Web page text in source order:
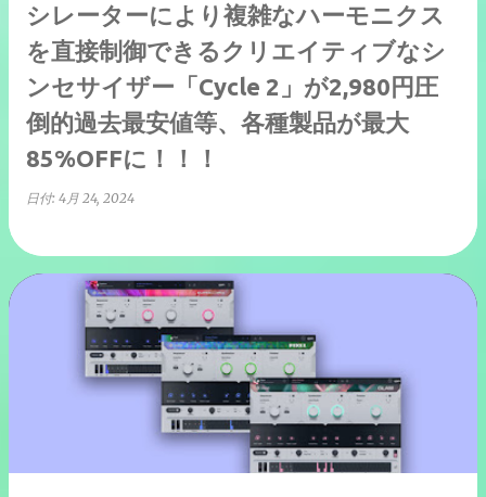
シレーターにより複雑なハーモニクス
を直接制御できるクリエイティブなシ
ンセサイザー「Cycle 2」が2,980円圧
倒的過去最安値等、各種製品が最大
85%OFFに！！！
日付: 4月 24, 2024